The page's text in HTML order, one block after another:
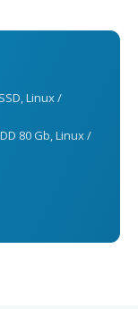
Linux /
80 Gb, Linux /